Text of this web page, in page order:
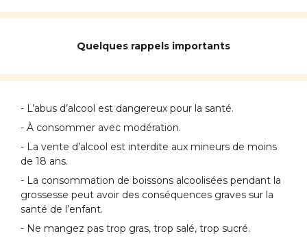
Quelques rappels importants
- L’abus d’alcool est dangereux pour la santé.
- À consommer avec modération.
- La vente d’alcool est interdite aux mineurs de moins
de 18 ans.
- La consommation de boissons alcoolisées pendant la
grossesse peut avoir des conséquences graves sur la
santé de l’enfant.
- Ne mangez pas trop gras, trop salé, trop sucré.